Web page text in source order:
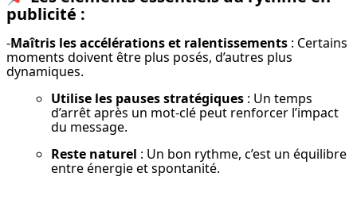
publicité :
-Maîtris les accélérations et ralentissements : Certains
moments doivent être plus posés, d’autres plus
dynamiques.
Utilise les pauses stratégiques : Un temps
d’arrêt après un mot-clé peut renforcer l’impact
du message.
Reste naturel : Un bon rythme, c’est un équilibre
entre énergie et spontanité.